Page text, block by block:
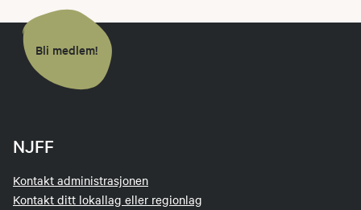
Bli medlem!
NJFF
Kontakt administrasjonen
Kontakt ditt lokallag eller regionlag